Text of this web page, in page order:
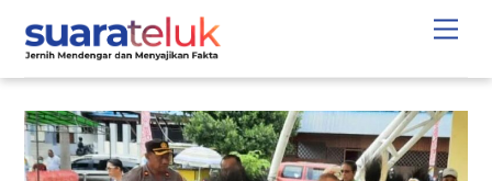
content